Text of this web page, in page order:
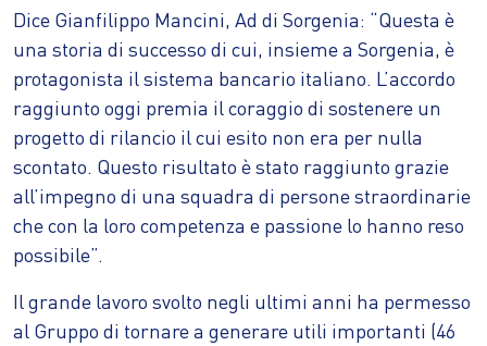
Dice Gianfilippo Mancini, Ad di Sorgenia: “Questa è
una storia di successo di cui, insieme a Sorgenia, è
protagonista il sistema bancario italiano. L’accordo
raggiunto oggi premia il coraggio di sostenere un
progetto di rilancio il cui esito non era per nulla
scontato. Questo risultato è stato raggiunto grazie
all’impegno di una squadra di persone straordinarie
che con la loro competenza e passione lo hanno reso
possibile”.
Il grande lavoro svolto negli ultimi anni ha permesso
al Gruppo di tornare a generare utili importanti (46